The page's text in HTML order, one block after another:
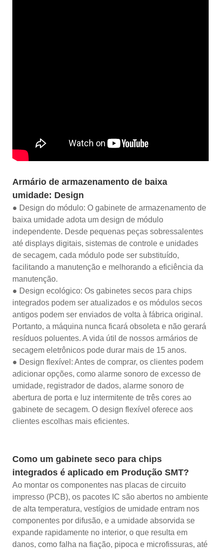
Armário de armazenamento de baixa
umidade: Design
● Design do módulo: O gabinete de armazenamento de
baixa umidade adota um design de módulo
independente. Desde pequenas peças sobressalentes
até displays digitais, sistemas de controle e unidades
de secagem, cada módulo pode ser substituído,
facilitando a manutenção e melhorando a eficiência da
manutenção.
● Design ecológico: Os gabinetes secos para chips
integrados podem ser atualizados e os módulos secos
antigos podem ser enviados de volta à fábrica original.
Portanto, a máquina nunca ficará obsoleta e não gerará
resíduos poluentes. A vida útil de nossos armários de
secagem eletrônicos pode durar mais de 15 anos.
● Design flexível: Antes de comprar, os clientes podem
adicionar opções, como alarme sonoro de excesso de
umidade, registrador de dados, alarme sonoro de
abertura de porta e luz intermitente de três cores ao
gabinete de secagem. O design flexível oferece aos
clientes escolhas mais eficientes.
Como um gabinete seco para chips
integrados é aplicado em Produção SMT?
Ao montar os componentes nas placas de circuito
impresso (PCB), os pacotes IC são abertos no ambiente
de alta temperatura, vestígios de umidade entram nos
componentes por difusão, e a umidade absorvida se
expande rapidamente no interior, o que resulta em
danos, como falha na fiação, pipoca e microfissuras, até